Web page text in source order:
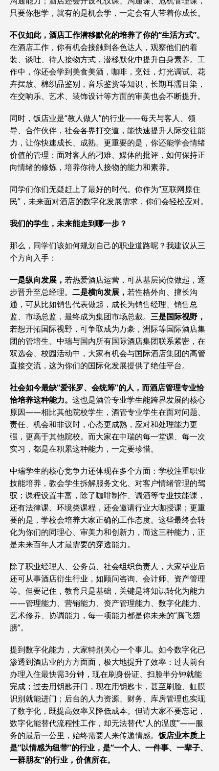
只要你想学，就有的是机会学，一定会有人带着你成长。
不仅如此，酒店工作潜移默化的培养了你的“生活方式”。
在酒店工作，你有机会接触到各色达人，观察他们的着
装、谈吐、待人接物方式，潜移默化中提升自身素养。工
作中，你还会学到美食美酒，咖啡，烹饪，灯光调试、花
卉摆放、棉织品鉴别，音乐鉴赏等知识，长期耳濡目染，
在交响乐、艺术、装饰设计等方面的审美也会不断提升。
同时，饭店业是“教人做人”的行业——每天与客人、领
导、合作伙伴，社会各界打交道，能快速提升人际交往能
力，让你快速成长、成熟。更重要的是，你还能学会情绪
价值的管理：面对客人的刁难、媒体的批评，如何保持正
向情绪的修炼，培养你待人接物的能力和素养。
同学们你们无疑赶上了最好的时代。你作为“互联网原住
民”，未来面对酒店的数字化发展需求，你们会轻松应对。
我们的学生，未来能走到哪一步？
那么，同学们该如何规划自己的职业道路呢？我建议从三
个方向入手：
一是纵向发展， 若热爱酒店运营，可从基层岗位做起，逐
步晋升至总经理。 二是横向发展， 若性格外向、擅长沟
通，可从比如销售代表做起，成长为销售经理、销售总
监、市场总监，最终成为集团市场总裁。 三是国际视野，
若想开拓国际视野，可争取成为万豪，洲际等国际酒店集
团的管培生。中瑞与国内所有国际酒店集团联系紧密，在
双选会、校园活动中，大家有机会与国际酒店集团的高管
直接交流，这为你们的国际化发展提供了绝佳平台。
社会如今最缺“爱张罗、会统筹”的人，而酒店管理专业恰
恰培养这种能力。 这也是酒管专业学生能跨界发展的核心
原因——相比其他院校学生，酒管专业学生在面对问题、
责任、机会和非议时，心态更成熟，应对和处理能力更
强，更高于其他院校。而大家在中瑞的每一堂课、每一次
实习，都是在积累这种能力，一定要珍惜。
中瑞学生的核心竞争力还体现在多个方面：学校注重职业
技能培养，教会学生拆解服务文化、对客户情绪管理的驾
驭；课程设置丰富，除了咖啡制作、调酒等专业技能课，
还有法律课、环境类课程，还会邀请行业大咖授课；更重
要的是，学校会培养大家正确的工作态度。这些最终会转
化为你们的同理心、审美力和创新力，而这三种能力，正
是未来百年人才最需要的穿透能力。
除了职业经理人、公务员、社会组织负责人，大家毕业后
还可从事酒店衍生行业，如顾问咨询、会计师、资产管理
等。但要记住，教育只是基础，关键是将知识转化为能力
——管理能力、营销能力、资产管理能力、数字化能力、
艺术修养、协调能力，每一项能力都是你未来的“腾飞翅
膀”。
提到数字化能力，大家特别关心一个事儿。如今数字化已
渗透到酒店业的方方面面，极大地提升了效率：过去前台
办理入住最快需3分钟，现在刷身份证、扫脸半分钟就能
完成；过去用钥匙开门，现在用钥匙卡，甚至刷脸、虹膜
识别就能进门；后台的人力资源、财务、库房管理也实现
了数字化，既提高效率又降低成本。但请大家不要忘记，
数字化能替代流程性工作，却无法替代“人的温度”——服
务的最后一公里，始终需要人来传递情感。饭店业本质上
是“以情感为纽带”的行业，是“一个人、一件事、一辈子、
一群朋友”的行业，价值所在。